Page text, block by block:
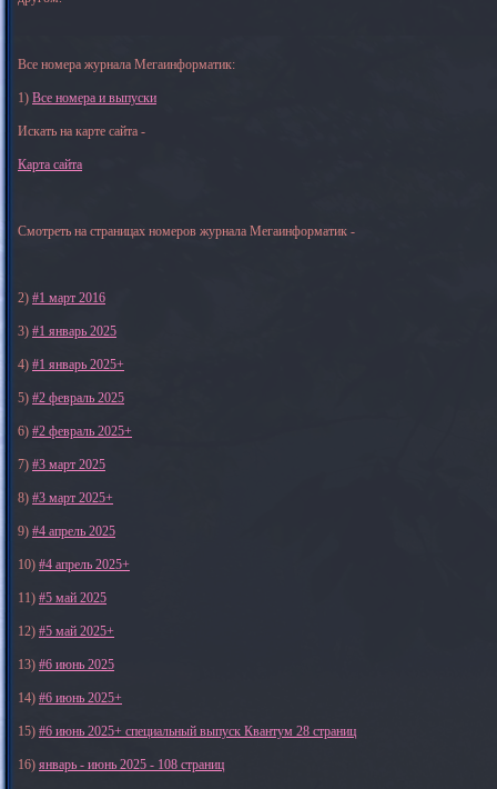
Все номера журнала Мегаинформатик:
1) Все номера и выпуски
Искать на карте сайта -
Карта сайта
Смотреть на страницах номеров журнала Мегаинформатик -
2) #1 март 2016
3) #1 январь 2025
4) #1 январь 2025+
5) #2 февраль 2025
6) #2 февраль 2025+
7) #3 март 2025
8) #3 март 2025+
9) #4 апрель 2025
10) #4 апрель 2025+
11) #5 май 2025
12) #5 май 2025+
13) #6 июнь 2025
14) #6 июнь 2025+
15) #6 июнь 2025+ специальный выпуск Квантум 28 страниц
16) январь - июнь 2025 - 108 страниц